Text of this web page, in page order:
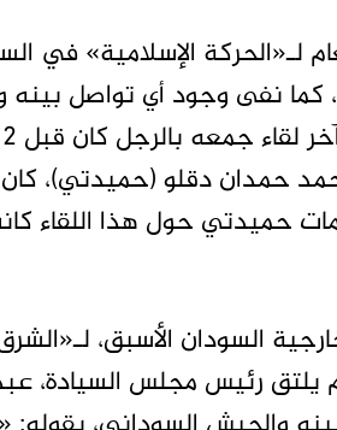
لـ«الحركة الإسلامية» في
نفى وجود أي تواصل بينه
حمدان دقلو (حميدتي)،
حميدتي حول هذا اللقاء
السودان الأسبق،